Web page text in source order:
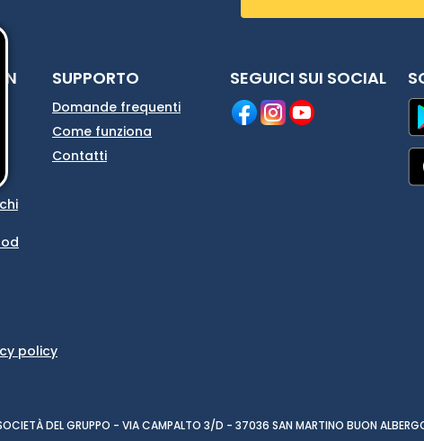
SUPPORTO
Domande frequenti
Come funziona
Contatti
SEGUICI SUI SOCIAL
policy
SOCIETÀ DEL GRUPPO - VIA CAMPALTO 3/D - 37036 SAN MARTINO BUON